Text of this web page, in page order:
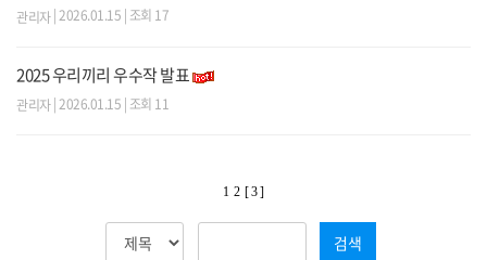
관리자| 2026.01.15 | 조회 17
2025 우리끼리 우수작 발표
관리자| 2026.01.15 | 조회 11
1 2 [ 3 ]
검색